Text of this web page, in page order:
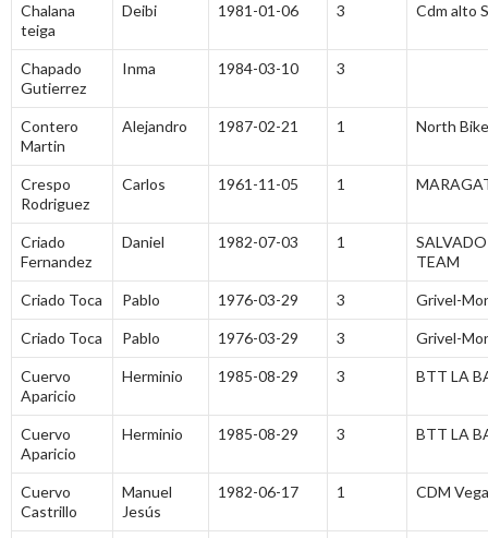
Chalana
teiga
Deibi 1981-01-06 3 Cdm alto
Chapado
Gutierrez
Inma 1984-03-10 3
Contero
Martin
Alejandro 1987-02-21 1 North
Crespo
Rodriguez
Carlos 1961-11-05 1
Criado
Fernandez
Daniel 1982-07-03 1
TEAM
Criado Toca Pablo 1976-03-29 3 Grivel-
Criado Toca Pablo 1976-03-29 3 Grivel-
Cuervo
Aparicio
Herminio 1985-08-29 3 BTT LA
Cuervo
Aparicio
Herminio 1985-08-29 3 BTT LA
Cuervo
Castrillo
Manuel
Jesús
1982-06-17 1 CDM